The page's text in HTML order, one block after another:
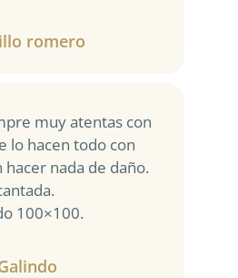
romero
muy atentas con
lo hacen todo con
nada de daño.
100×100.